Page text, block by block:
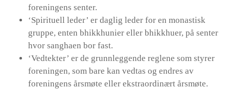
foreningens senter.
‘Spirituell leder’ er daglig leder for en monastisk
gruppe, enten bhikkhunier eller bhikkhuer, på senter
hvor sanghaen bor fast.
‘Vedtekter’ er de grunnleggende reglene som styrer
foreningen, som bare kan vedtas og endres av
foreningens årsmøte eller ekstraordinært årsmøte.